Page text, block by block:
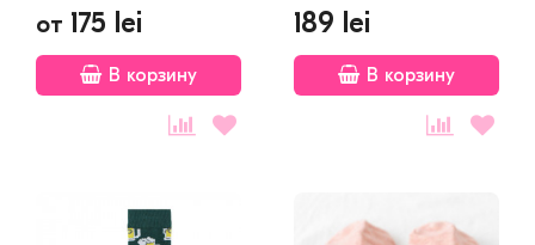
от 175 lei
В корзину
189 lei
В корзину